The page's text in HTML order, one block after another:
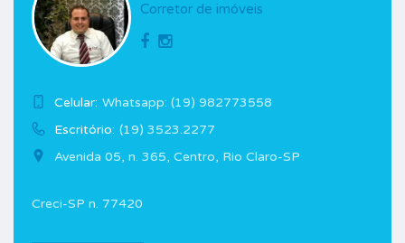
Corretor de imóveis
Celular: Whatsapp: (19) 982773558
Escritório: (19) 3523.2277
Avenida 05, n. 365, Centro, Rio Claro-SP
Creci-SP n. 77420